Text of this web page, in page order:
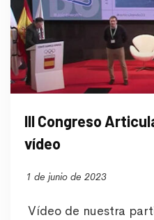
lll Congreso
vídeo
1 de junio de 2023
Vídeo de nuestra